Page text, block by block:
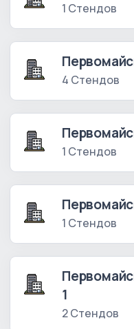
1 Стендов
4 Стендов
1 Стендов
1 Стендов
1
2 Стендов